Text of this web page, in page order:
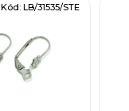
Kód:LB/31535/STE